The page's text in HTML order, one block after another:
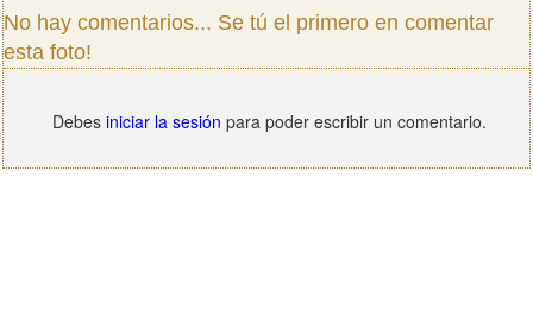
No hay comentarios... Se tú el primero en comentar
esta foto!
Debes iniciar la sesión para poder escribir un comentario.